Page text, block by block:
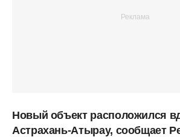
Новый объект расположился
Астрахань-Атырау, сообщает